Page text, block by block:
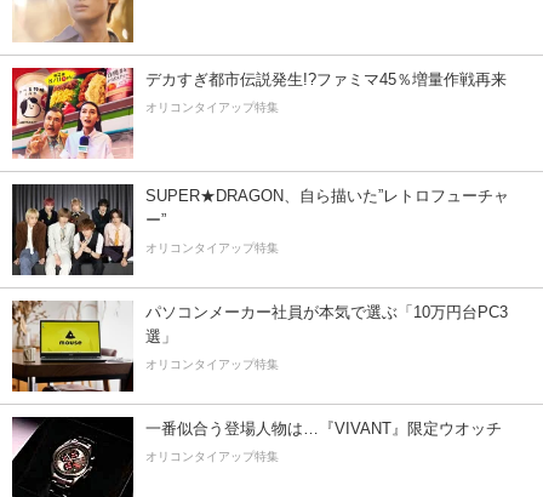
デカすぎ都市伝説発生!?ファミマ45％増量作戦再来
オリコンタイアップ特集
SUPER★DRAGON、自ら描いた”レトロフューチャ
ー”
オリコンタイアップ特集
パソコンメーカー社員が本気で選ぶ「10万円台PC3
選」
オリコンタイアップ特集
一番似合う登場人物は…『VIVANT』限定ウオッチ
オリコンタイアップ特集